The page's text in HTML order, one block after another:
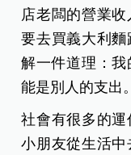
店老闆的營業
要去買義大利
解一件道理：我
能是別人的支出。
社會有很多的
小朋友從生活